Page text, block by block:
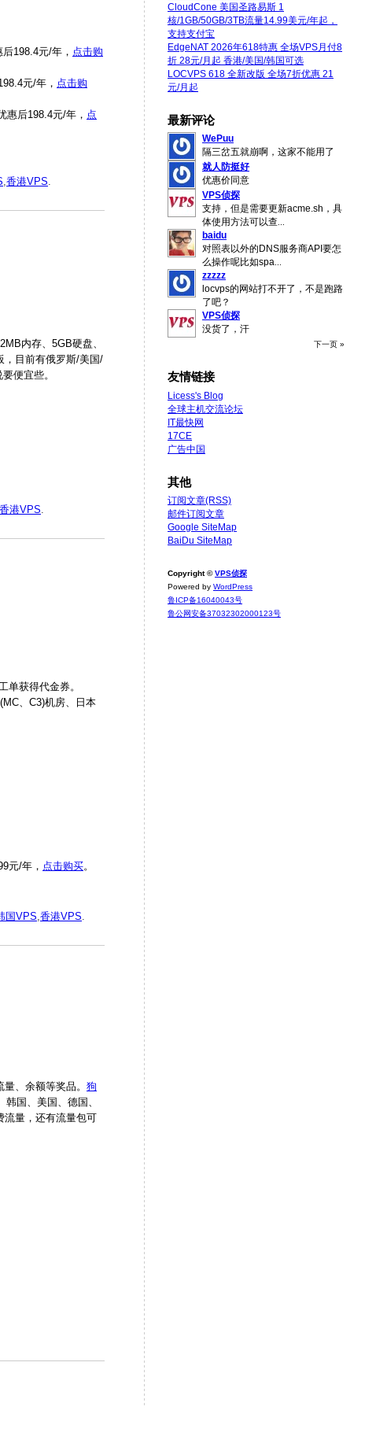
后198.4元/年， 点击购
元/年， 点击购
惠后198.4元/年， 点
香港VPS
内存、5GB硬盘、
，目前有俄罗斯/美国/
便宜些。
香港VPS
单获得代金券。
、C3)机房、日本
元/年， 点击购买。
国VPS 香港VPS
、余额等奖品。 狗
国、美国、德国、
流量，还有流量包可
CloudCone 美国圣路易斯 1
核/1GB/50GB/3TB流量14.99美元/年起，
支持支付宝
EdgeNAT 2026年618特惠 全场VPS月付8
折 28元/月起 香港/美国/韩国可选
LOCVPS 618 全新改版 全场7折优惠 21
元/月起
最新评论
WePuu
隔三岔五就崩啊，这家不能用了
就人防挺好
优惠价同意
VPS侦探
支持，但是需要更新acme.sh，具
体使用方法可以查
baidu
对照表以外的DNS服务商API要怎
么操作呢比如spa
zzzzz
locvps的网站打不开了，不是跑路
了吧？
VPS侦探
没货了，汗
下一页 »
友情链接
Licess's Blog
全球主机交流论坛
IT最快网
17CE
广告中国
其他
订阅文章(RSS)
邮件订阅文章
Google SiteMap
BaiDu SiteMap
Copyright ©VPS侦探
Powered by WordPress
鲁ICP备16040043号
鲁公网安备37032302000123号